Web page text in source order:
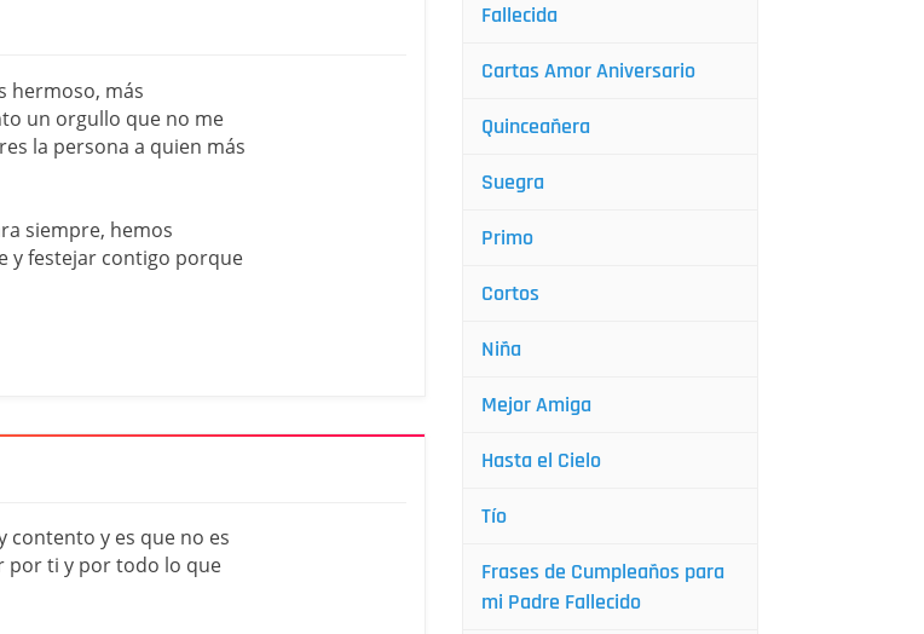
hermoso, más
un orgullo que no me
la persona a quien más
siempre, hemos
y festejar contigo porque
contento y es que no es
por ti y por todo lo que
Fallecida
Cartas Amor Aniversario
Quinceañera
Suegra
Primo
Cortos
Niña
Mejor Amiga
Hasta el Cielo
Tío
Frases de Cumpleaños para
mi Padre Fallecido